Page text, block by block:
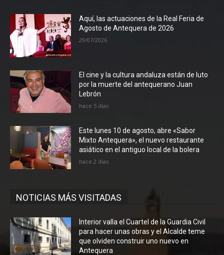
Aquí, las actuaciones de la Real Feria de
Agosto de Antequera de 2026
29/07/2026
El cine y la cultura andaluza están de luto
por la muerte del antequerano Juan
Lebrón
hace 5 días
Este lunes 10 de agosto, abre «Sabor
Mixto Antequera», el nuevo restaurante
asiático en el antiguo local de la bolera
hace 2 días
NOTICIAS MÁS VISITADAS
Interior valla el Cuartel de la Guardia Civil
para hacer unas obras y el Alcalde teme
que olviden construir uno nuevo en
Antequera